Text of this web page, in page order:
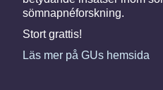
sömnapnéforskning.
Stort grattis!
Läs mer på GUs hemsida